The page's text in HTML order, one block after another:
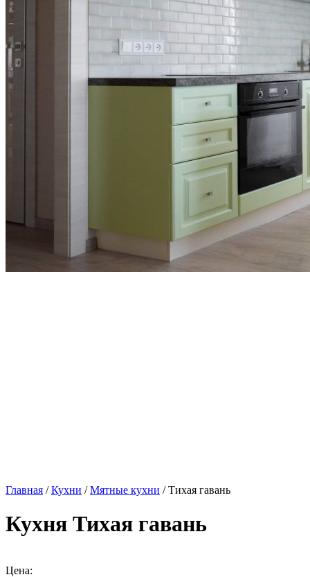
Главная /Кухни /Мятные кухни / Тихая гавань
Кухня Тихая гавань
Цена: